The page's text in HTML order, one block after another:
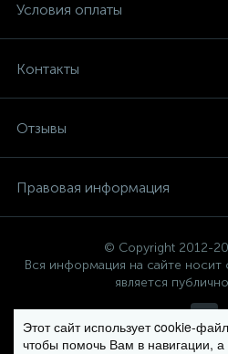
Условия оплаты
Контакты
Отзывы
Правовая информация
© Copyright 2012-
Вся информация на сайте носит
является
Политика компании в отношении
Этот сайт использует cookie-
чтобы помочь Вам в навигации, а